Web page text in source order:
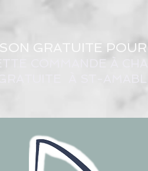
GRATUITE
COMMANDE À
À ST-